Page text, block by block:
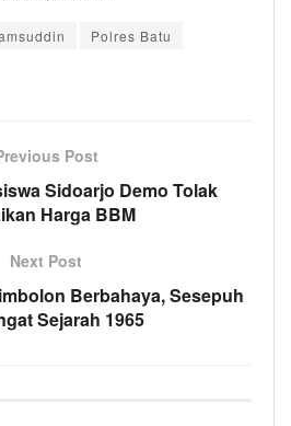
Polres Batu
Post
Sidoarjo Demo Tolak
Harga BBM
Next Post
Berbahaya, Sesepuh
Sejarah 1965